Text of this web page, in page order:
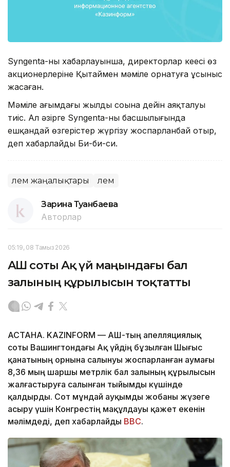
Syngenta-ның хабарлауынша, директорлар кеңесі өз
акционерлеріне Қытаймен мәміле орнатуға ұсыныс
жасаған.
Мәміле ағымдағы жылдың соңына дейін аяқталуы
тиіс. Ал әзірге Syngenta-ның басшылығында
ешқандай өзгерістер жүргізу жоспарланбай отыр,
деп хабарлайды Би-би-си.
Әлем жаңалықтары Әлем
Зарина Туғанбаева
Авторлар
05:19, 08 Тамыз 2026
АҚШ соты Ақ үй маңындағы бал
залының құрылысын тоқтатты
АСТАНА. KAZINFORM — АҚШ-тың апелляциялық
соты Вашингтондағы Ақ үйдің бұзылған Шығыс
қанатының орнына салынуы жоспарланған аумағы
8,36 мың шаршы метрлік бал залының құрылысын
жалғастыруға салынған тыйымды күшінде
қалдырды. Сот мұндай ауқымды жобаны жүзеге
асыру үшін Конгрестің мақұлдауы қажет екенін
мәлімдеді, деп хабарлайды BBC.